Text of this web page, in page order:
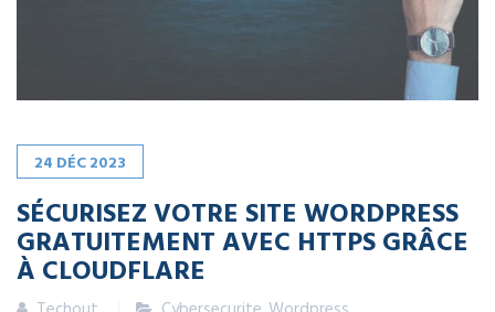
24 DÉC2023
SÉCURISEZ VOTRE SITE WORDPRESS
GRATUITEMENT AVEC HTTPS GRÂCE
À CLOUDFLARE